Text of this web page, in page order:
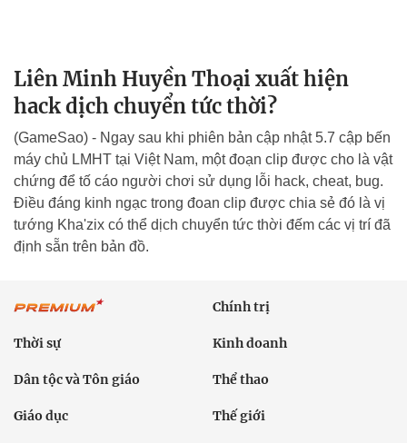
Liên Minh Huyền Thoại xuất hiện
hack dịch chuyển tức thời?
(GameSao) - Ngay sau khi phiên bản cập nhật 5.7 cập bến
máy chủ LMHT tại Việt Nam, một đoạn clip được cho là vật
chứng để tố cáo người chơi sử dụng lỗi hack, cheat, bug.
Điều đáng kinh ngạc trong đoan clip được chia sẻ đó là vị
tướng Kha'zix có thể dịch chuyển tức thời đếm các vị trí đã
định sẵn trên bản đồ.
Chính trị
Thời sự Kinh doanh
Dân tộc và Tôn giáo Thể thao
Giáo dục Thế giới